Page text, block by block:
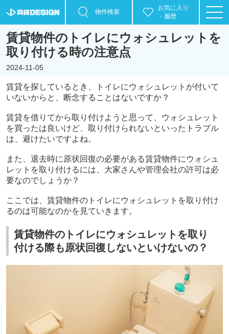
物件検索
お気に入り
・履歴
賃貸物件のトイレにウォシュレットを
取り付ける時の注意点
2024-11-05
賃貸を探しているとき、トイレにウォシュレットが付いて
いないからと、断念することはないですか？
賃貸を借りてから取り付けようと思って、ウォシュレット
を買ったは良いけど、取り付けられないといったトラブル
は、避けたいですよね。
また、退去時に原状回復の必要がある賃貸物件にウォシュ
レットを取り付けるには、大家さんや管理会社の許可は必
要なのでしょうか？
ここでは、賃貸物件のトイレにウォシュレットを取り付け
るのは可能なのかを見ていきます。
賃貸物件のトイレにウォシュレットを取り
付ける際も原状回復しないといけないの？